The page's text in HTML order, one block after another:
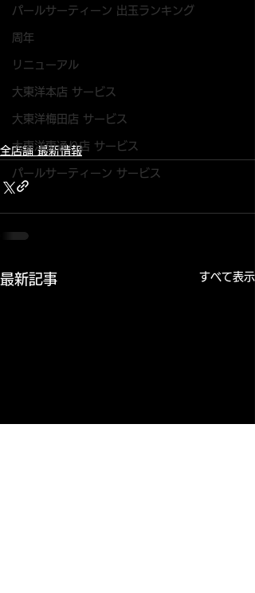
パールサーティーン 出玉ランキング
周年
リニューアル
大東洋本店 サービス
大東洋梅田店 サービス
大東洋東通り店 サービス
パールサーティーン サービス
全店舗 最新情報
最新記事 すべて表示